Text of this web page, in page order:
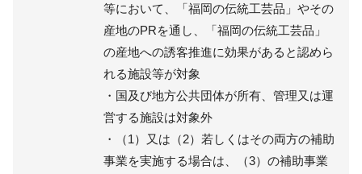
等において、「福岡の伝統工芸品」やその
産地のPRを通し、「福岡の伝統工芸品」
の産地への誘客推進に効果があると認めら
れる施設等が対象
・国及び地方公共団体が所有、管理又は運
営する施設は対象外
・（1）又は（2）若しくはその両方の補助
事業を実施する場合は、（3）の補助事業